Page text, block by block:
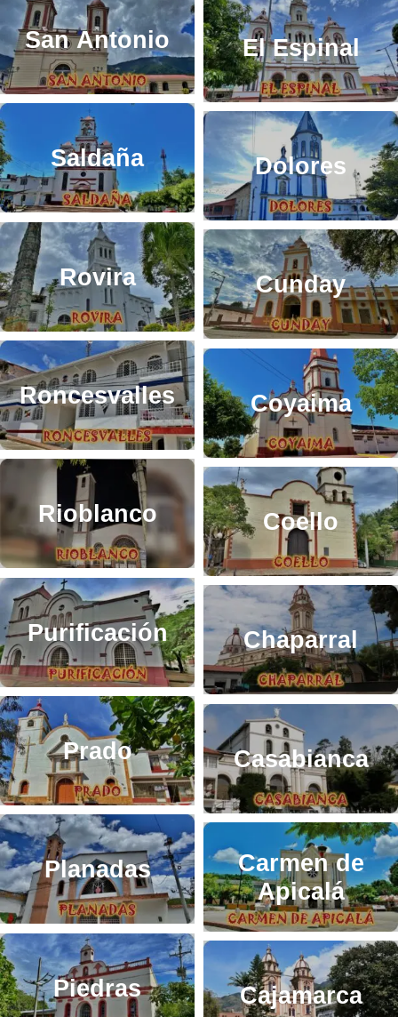
San Antonio
Saldaña
Rovira
Roncesvalles
Rioblanco
Purificación
Prado
Planadas
Piedras
El Espinal
Dolores
Cunday
Coyaima
Coello
Chaparral
Casabianca
Carmen de
Apicalá
Cajamarca